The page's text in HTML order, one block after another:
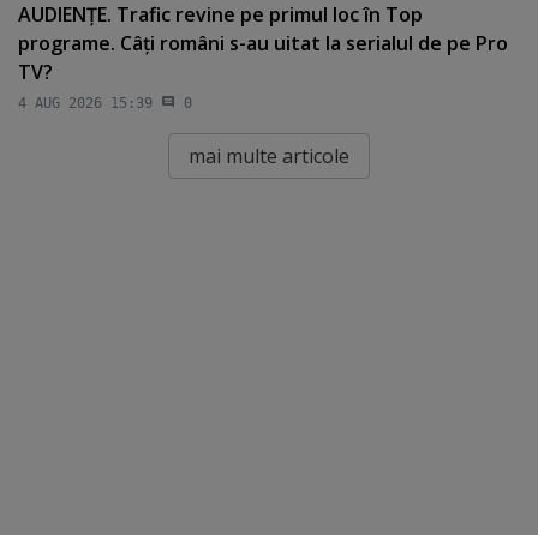
AUDIENŢE. Trafic revine pe primul loc în Top
programe. Câţi români s-au uitat la serialul de pe Pro
TV?
4 AUG 2026 15:39 0
mai multe articole